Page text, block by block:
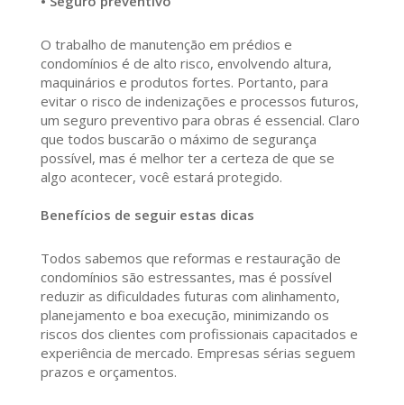
O trabalho de manutenção em prédios e
condomínios é de alto risco, envolvendo altura,
maquinários e produtos fortes. Portanto, para
evitar o risco de indenizações e processos futuros,
um seguro preventivo para obras é essencial. Claro
que todos buscarão o máximo de segurança
possível, mas é melhor ter a certeza de que se
algo acontecer, você estará protegido.
Benefícios de seguir estas dicas
Todos sabemos que reformas e restauração de
condomínios são estressantes, mas é possível
reduzir as dificuldades futuras com alinhamento,
planejamento e boa execução, minimizando os
riscos dos clientes com profissionais capacitados e
experiência de mercado. Empresas sérias seguem
prazos e orçamentos.